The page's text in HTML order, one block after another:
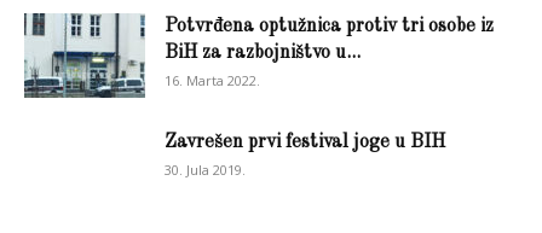
Potvrđena optužnica protiv tri osobe iz
BiH za razbojništvo u...
16. Marta 2022.
Zavrešen prvi festival joge u BIH
30. Jula 2019.